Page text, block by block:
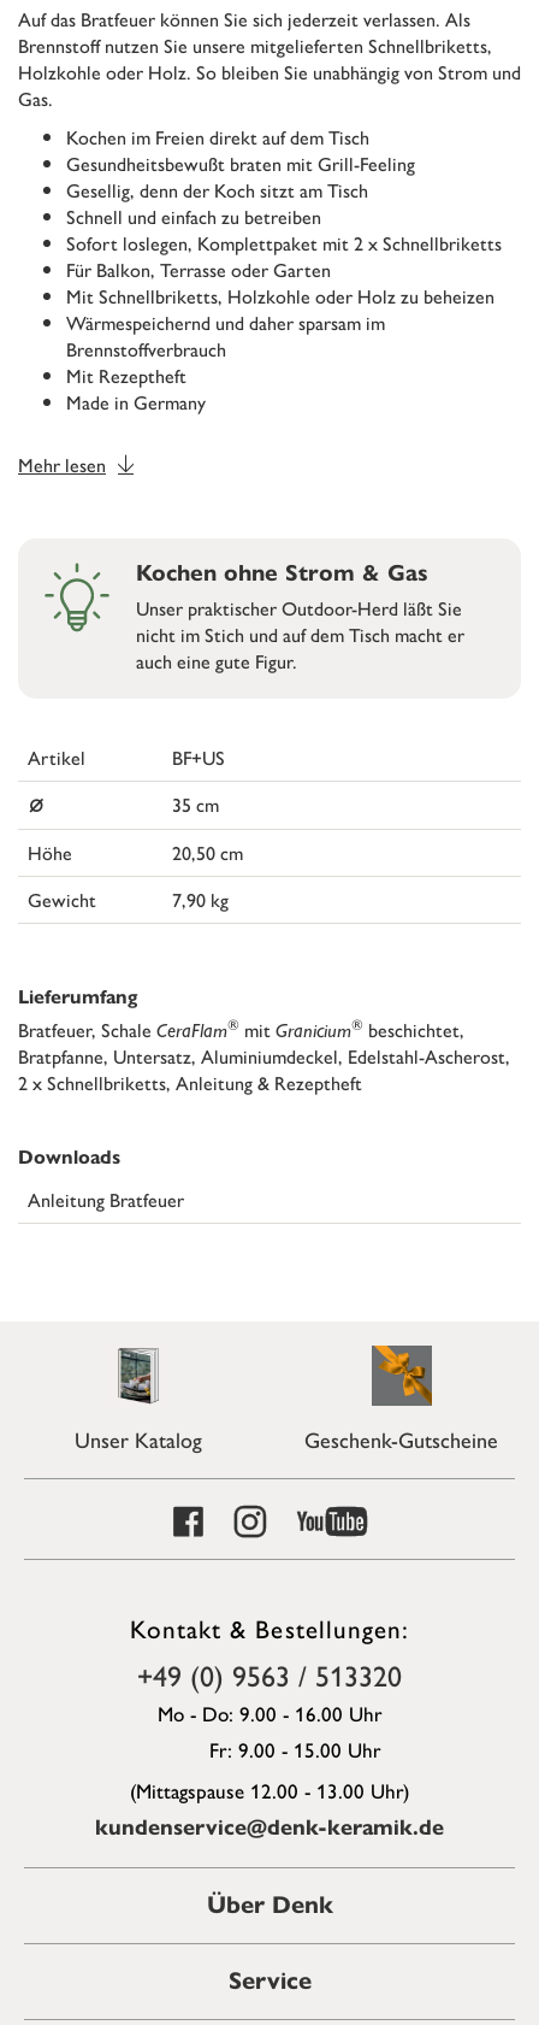
Auf das Bratfeuer können Sie sich jederzeit verlassen. Als
Brennstoff nutzen Sie unsere mitgelieferten Schnellbriketts,
Holzkohle oder Holz. So bleiben Sie unabhängig von Strom und
Gas.
Kochen im Freien direkt auf dem Tisch
Gesundheitsbewußt braten mit Grill-Feeling
Gesellig, denn der Koch sitzt am Tisch
Schnell und einfach zu betreiben
Sofort loslegen, Komplettpaket mit 2 x Schnellbriketts
Für Balkon, Terrasse oder Garten
Mit Schnellbriketts, Holzkohle oder Holz zu beheizen
Wärmespeichernd und daher sparsam im
Brennstoffverbrauch
Mit Rezeptheft
Made in Germany
Mehr lesen
Kochen ohne Strom & Gas
Unser praktischer Outdoor-Herd läßt Sie
nicht im Stich und auf dem Tisch macht er
auch eine gute Figur.
Artikel BF+US
⌀
35 cm
Höhe
20,50 cm
Gewicht
7,90 kg
Lieferumfang
Bratfeuer, Schale CeraFlam® mitGranicium® beschichtet,
Bratpfanne, Untersatz, Aluminiumdeckel, Edelstahl-Ascherost,
2 x Schnellbriketts, Anleitung & Rezeptheft
Downloads
Anleitung Bratfeuer
Unser Katalog Geschenk-Gutscheine
Kontakt & Bestellungen:
+49 (0) 9563 / 513320
Mo - Do: 9.00 - 16.00 Uhr
Fr: 9.00 - 15.00 Uhr
(Mittagspause 12.00 - 13.00 Uhr)
kundenservice@denk-keramik.de
Über Denk
Service